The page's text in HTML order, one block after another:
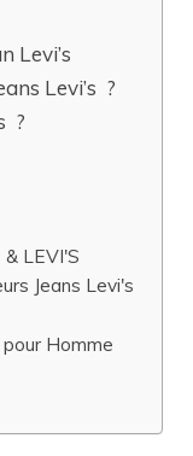
Levi’s
Levi’s ?
?
LEVI'S
Jeans Levi's
pour Homme